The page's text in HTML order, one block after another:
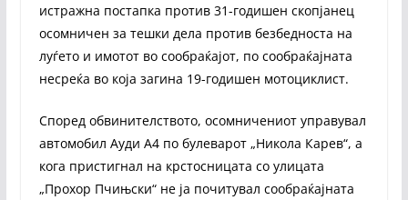
истражна постапка против 31-годишен скопјанец
осомничен за тешки дела против безбедноста на
луѓето и имотот во сообраќајот, по сообраќајната
несреќа во која загина 19-годишен мотоциклист.
Според обвинителството, осомничениот управувал
автомобил Ауди А4 по булеварот „Никола Карев“, а
кога пристигнал на крстосницата со улицата
„Прохор Пчињски“ не ја почитувал сообраќајната